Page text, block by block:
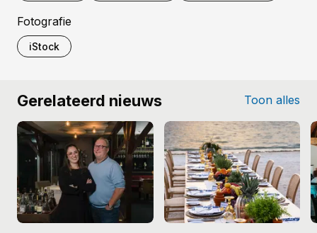
Fotografie
iStock
Gerelateerd nieuws Toon alles